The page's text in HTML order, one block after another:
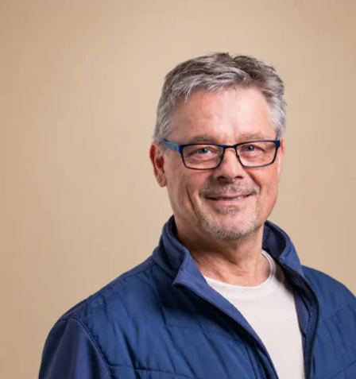
37000 kilometer is deze auto nog in uitstekende staat en
klaar voor vele kilometers rijplezier.
Een van de handige features van deze Honda Jazz is het
navigatiesysteem met full map, waarmee u altijd
moeiteloos uw bestemming kunt vinden. Daarnaast
beschikt deze auto over cruise control, wat ideaal is voor
lange ritten op de snelweg. De parkeersensoren voor en
achter zorgen ervoor dat inparkeren een fluitje van een
cent is. En op koude dagen zult u de verwarmde
voorstoelen zeker waarderen.
Met zijn 5 deuren en ruime interieur is de Honda Jazz een
uiterst praktische auto voor gezinnen of mensen die graag
op pad gaan met vrienden. De metallic lak geeft de auto
een luxe uitstraling en zorgt ervoor dat hij altijd straalt in
de zon.
Kom snel langs bij Autogroep Twente Enschede om deze